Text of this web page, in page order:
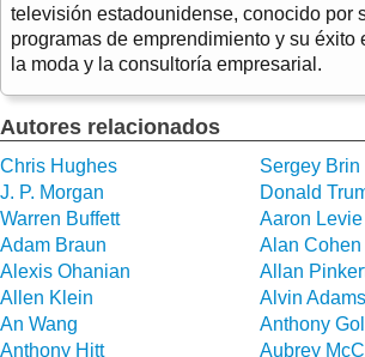
televisión estadounidense, conocido por
programas de emprendimiento y su éxito
la moda y la consultoría empresarial.
Autores relacionados
Chris Hughes
Sergey Brin
J. P. Morgan
Donald
Warren Buffett
Aaron Levie
Adam Braun
Alan Cohen
Alexis Ohanian
Allan
Allen Klein
Alvin Adams
An Wang
Anthony
Anthony Hitt
Aubrey